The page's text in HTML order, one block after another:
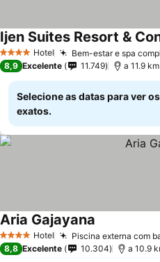
4 EstrelasHotel Bem-estar e spa
Ijen Suites Resort &
8,9 Excelente 11.749 a 11.9
Selecione as datas para ver
exatos.
4 EstrelasHotel Piscina externa com
Aria Gajayana
8,8 Excelente 10.304 a 10.9